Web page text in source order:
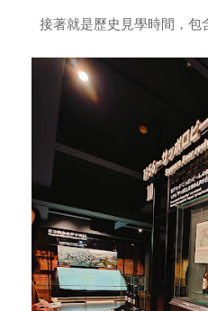
接著就是歷史見學時間，